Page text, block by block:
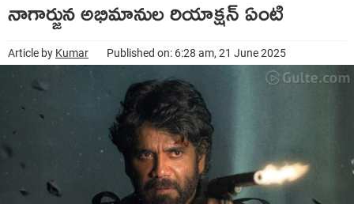
నాగార్జున అభిమానుల రియాక్షన్ ఏంటి
Article by Kumar Published on: 6:28 am, 21 June 2025